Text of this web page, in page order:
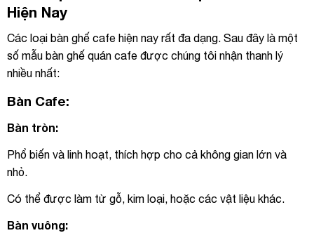
Hiện Nay
Các loại bàn ghế cafe hiện nay rất đa dạng. Sau đây là một
số mẫu bàn ghế quán cafe được chúng tôi nhận thanh lý
nhiều nhất:
Bàn Cafe:
Bàn tròn:
Phổ biến và linh hoạt, thích hợp cho cả không gian lớn và
nhỏ.
Có thể được làm từ gỗ, kim loại, hoặc các vật liệu khác.
Bàn vuông: